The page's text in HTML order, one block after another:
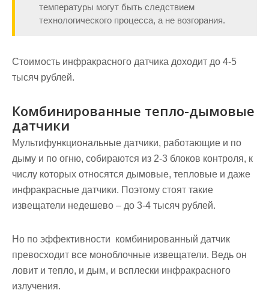
температуры могут быть следствием
технологического процесса, а не возгорания.
Стоимость инфракрасного датчика доходит до 4-5
тысяч рублей.
Комбинированные тепло-дымовые
датчики
Мультифункциональные датчики, работающие и по
дыму и по огню, собираются из 2-3 блоков контроля, к
числу которых относятся дымовые, тепловые и даже
инфракрасные датчики. Поэтому стоят такие
извещатели недешево – до 3-4 тысяч рублей.
Но по эффективности комбинированный датчик
превосходит все моноблочные извещатели. Ведь он
ловит и тепло, и дым, и всплески инфракрасного
излучения.